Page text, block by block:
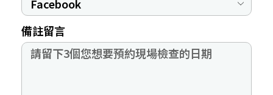
備註留言